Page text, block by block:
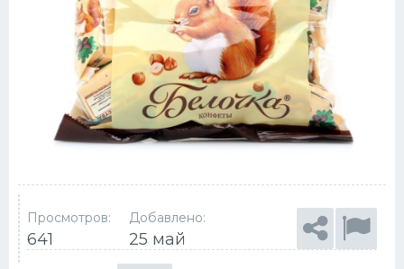
Просмотров:
641
Добавлено:
25 май